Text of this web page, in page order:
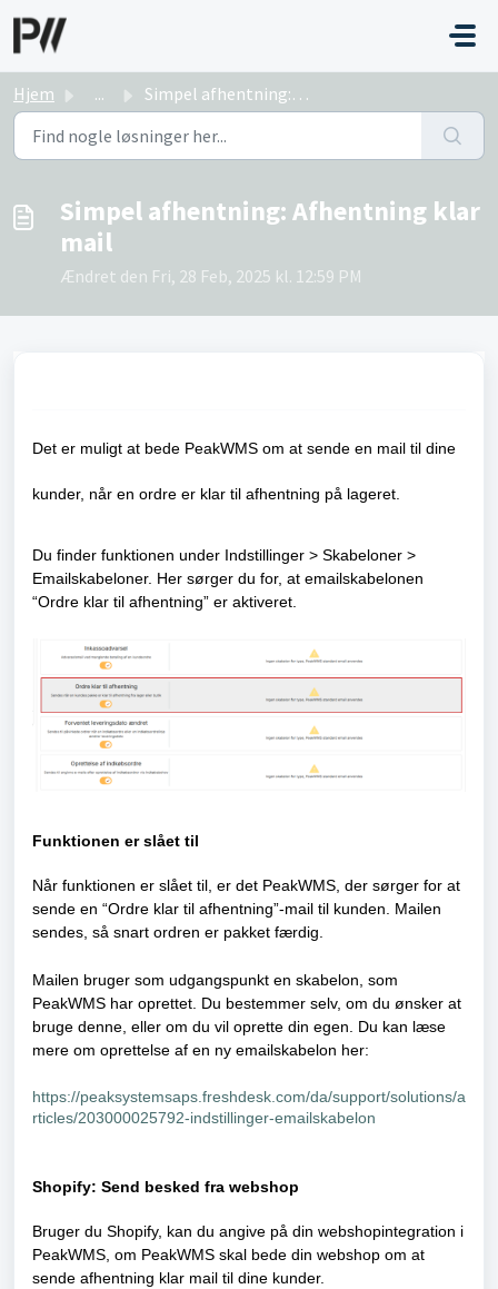
Hjem ... Simpel afhentning: Afhentning klar mail
Simpel afhentning: Afhentning klar
mail
Ændret den Fri, 28 Feb, 2025 kl. 12:59 PM
Det er muligt at bede PeakWMS om at sende en mail til dine
kunder, når en ordre er klar til afhentning på lageret.
Du finder funktionen under Indstillinger > Skabeloner >
Emailskabeloner. Her sørger du for, at emailskabelonen
“Ordre klar til afhentning” er aktiveret.
Funktionen er slået til
Når funktionen er slået til, er det PeakWMS, der sørger for at
sende en “Ordre klar til afhentning”-mail til kunden. Mailen
sendes, så snart ordren er pakket færdig.
Mailen bruger som udgangspunkt en skabelon, som
PeakWMS har oprettet. Du bestemmer selv, om du ønsker at
bruge denne, eller om du vil oprette din egen. Du kan læse
mere om oprettelse af en ny emailskabelon her:
https://peaksystemsaps.freshdesk.com/da/support/solutions/a
rticles/203000025792-indstillinger-emailskabelon
Shopify: Send besked fra webshop
Bruger du Shopify, kan du angive på din webshopintegration i
PeakWMS, om PeakWMS skal bede din webshop om at
sende afhentning klar mail til dine kunder.